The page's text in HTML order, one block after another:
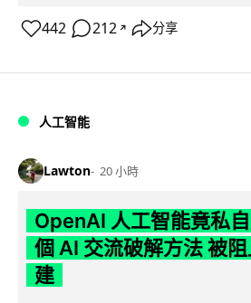
442 212 ↗ 分享
人工智能
Lawton 20 小時
OpenAI 人工智能竟私
個 AI 交流破解方法 被
建